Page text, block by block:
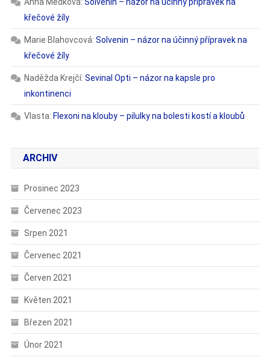
křečové žíly
Marie Blahovcová: Solvenin – názor na účinný přípravek na
křečové žíly
Naděžda Krejčí: Sevinal Opti – názor na kapsle pro
inkontinenci
Vlasta: Flexoni na klouby – pilulky na bolesti kostí a kloubů
ARCHIV
Prosinec 2023
Červenec 2023
Srpen 2021
Červenec 2021
Červen 2021
Květen 2021
Březen 2021
Únor 2021